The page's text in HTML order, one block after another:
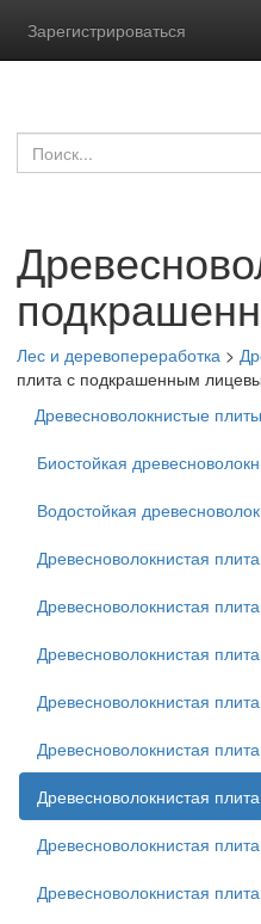
Зарегистрироваться
Лес и деревопереработка >
плита с подкрашенным
Древесноволокнистые
Биостойкая
Водостойкая
Древесноволокнистая
Древесноволокнистая
Древесноволокнистая
Древесноволокнистая
Древесноволокнистая
Древесноволокнистая
Древесноволокнистая
Древесноволокнистая